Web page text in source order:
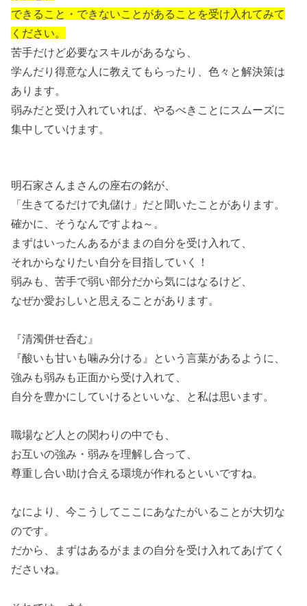
できること・できないことがあることを受け入れてみて
ください。
苦手だけど必要なスキルがあるなら、
学んだり得意な人に教えてもらったり、色々と解決策は
あります。
弱みだと受け入れていれば、やるべきことにスムーズに
集中していけます。
明石家さんまさんの座右の銘が、
「生きてるだけで丸儲け」だと聞いたことがあります。
確かに、そうなんですよね～。
まずはいったんあるがままの自分を受け入れて、
それからなりたい自分を目指していく！
弱みも、苦手で弱い部分だから気にはなるけど、
なぜか愛おしいと思えることがあります。
『清濁併せ呑む』
『酸いも甘いも噛み分ける』という言葉があるように、
強みも弱みも正面から受け入れて、
自分を豊かにしていけるといいな、と私は思います。
職場など人との関わりの中でも、
お互いの強み・弱みを理解し合って、
尊重し合い助け合える環境が作れるといいですね。
なにより、今こうしてここにあなたがいることが大切な
のです。
だから、まずはあるがままの自分を受け入れてあげてく
ださいね。